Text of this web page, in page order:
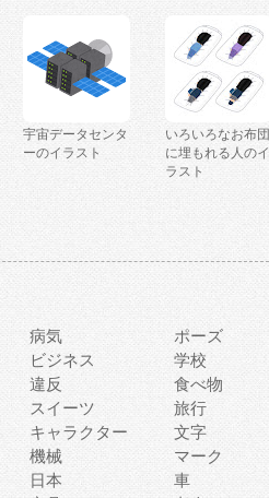
宇宙データセンタ
ーのイラスト
いろいろなお布団
に埋もれる人のイ
ラスト
病気
ポーズ
ビジネス
学校
違反
食べ物
スイーツ
旅行
キャラクター
文字
機械
マーク
日本
車